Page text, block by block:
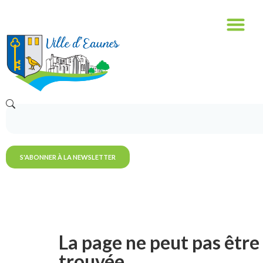
S'ABONNER À LA NEWSLETTER
La page ne peut pas être